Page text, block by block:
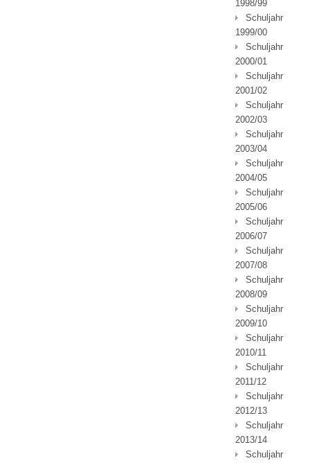
1998/99
Schuljahr
1999/00
Schuljahr
2000/01
Schuljahr
2001/02
Schuljahr
2002/03
Schuljahr
2003/04
Schuljahr
2004/05
Schuljahr
2005/06
Schuljahr
2006/07
Schuljahr
2007/08
Schuljahr
2008/09
Schuljahr
2009/10
Schuljahr
2010/11
Schuljahr
2011/12
Schuljahr
2012/13
Schuljahr
2013/14
Schuljahr